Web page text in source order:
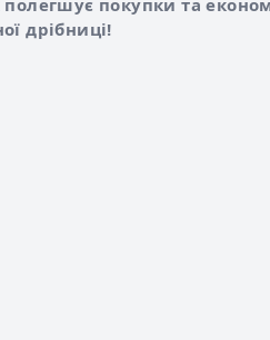
покупки та
дрібниці!